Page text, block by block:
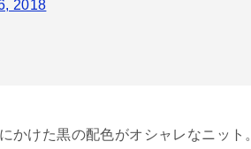
2018
かけた黒の配色がオシャレなニット